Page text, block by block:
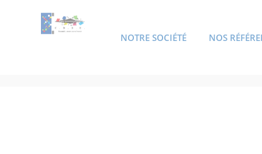
NOTRE SOCIÉTÉ NOS